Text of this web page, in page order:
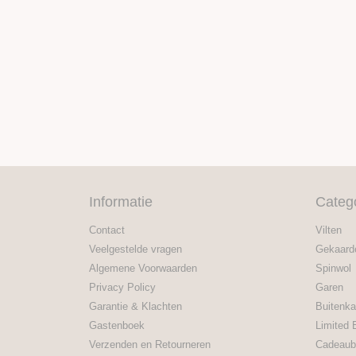
Informatie
Contact
Veelgestelde vragen
Algemene Voorwaarden
Privacy Policy
Garantie & Klachten
Gastenboek
Verzenden en Retourneren
Vilten
Spinwol
Garen
Limited